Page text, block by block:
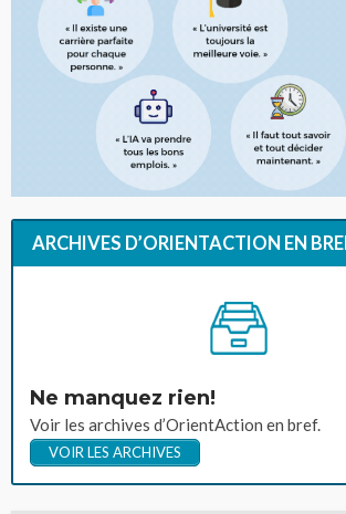
ARCHIVES D’ORIENTACTION EN
Ne manquez rien!
Voir les archives d’OrientAction en bref.
VOIR LES ARCHIVES